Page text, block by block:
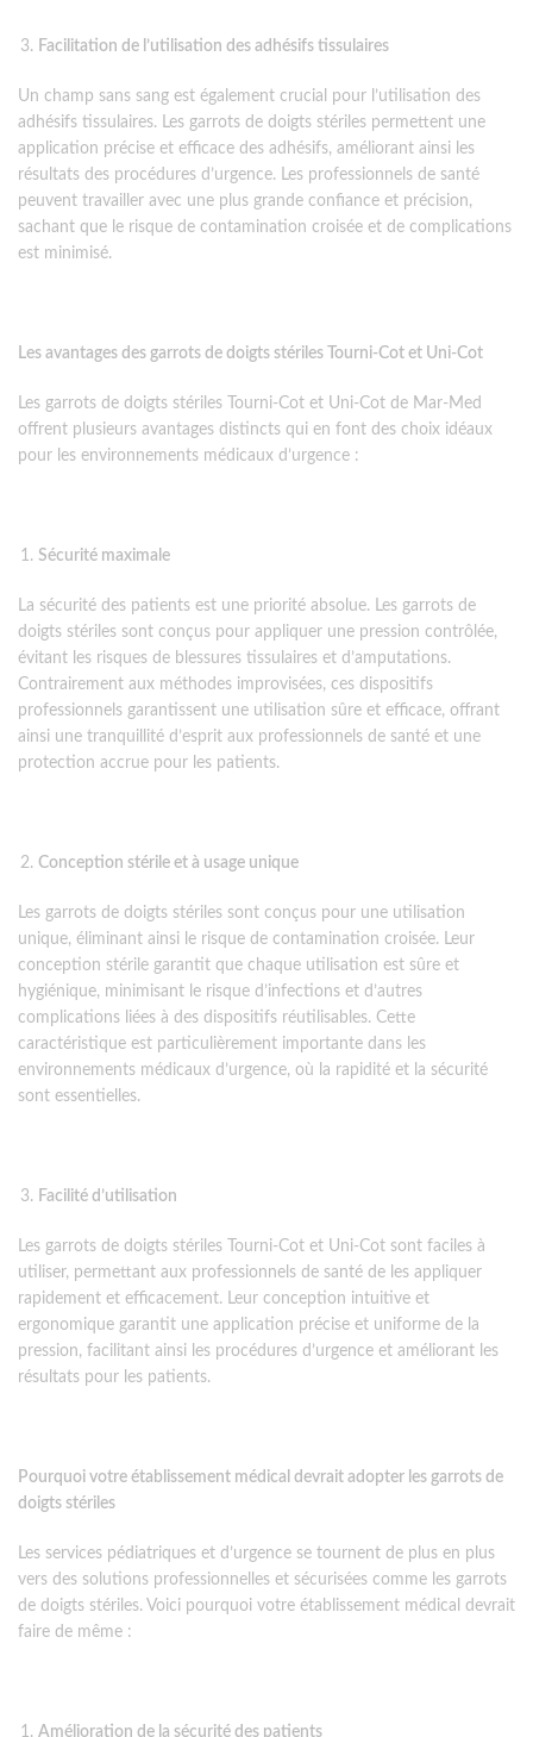
Facilitation de l’utilisation des adhésifs tissulaires
Un champ sans sang est également crucial pour l’utilisation des
adhésifs tissulaires. Les garrots de doigts stériles permettent une
application précise et efficace des adhésifs, améliorant ainsi les
résultats des procédures d’urgence. Les professionnels de santé
peuvent travailler avec une plus grande confiance et précision,
sachant que le risque de contamination croisée et de complications
est minimisé.
Les avantages des garrots de doigts stériles Tourni-Cot et Uni-Cot
Les garrots de doigts stériles Tourni-Cot et Uni-Cot de Mar-Med
offrent plusieurs avantages distincts qui en font des choix idéaux
pour les environnements médicaux d’urgence :
Sécurité maximale
La sécurité des patients est une priorité absolue. Les garrots de
doigts stériles sont conçus pour appliquer une pression contrôlée,
évitant les risques de blessures tissulaires et d’amputations.
Contrairement aux méthodes improvisées, ces dispositifs
professionnels garantissent une utilisation sûre et efficace, offrant
ainsi une tranquillité d’esprit aux professionnels de santé et une
protection accrue pour les patients.
Conception stérile et à usage unique
Les garrots de doigts stériles sont conçus pour une utilisation
unique, éliminant ainsi le risque de contamination croisée. Leur
conception stérile garantit que chaque utilisation est sûre et
hygiénique, minimisant le risque d’infections et d’autres
complications liées à des dispositifs réutilisables. Cette
caractéristique est particulièrement importante dans les
environnements médicaux d’urgence, où la rapidité et la sécurité
sont essentielles.
Facilité d’utilisation
Les garrots de doigts stériles Tourni-Cot et Uni-Cot sont faciles à
utiliser, permettant aux professionnels de santé de les appliquer
rapidement et efficacement. Leur conception intuitive et
ergonomique garantit une application précise et uniforme de la
pression, facilitant ainsi les procédures d’urgence et améliorant les
résultats pour les patients.
Pourquoi votre établissement médical devrait adopter les garrots de
doigts stériles
Les services pédiatriques et d’urgence se tournent de plus en plus
vers des solutions professionnelles et sécurisées comme les garrots
de doigts stériles. Voici pourquoi votre établissement médical devrait
faire de même :
Amélioration de la sécurité des patients